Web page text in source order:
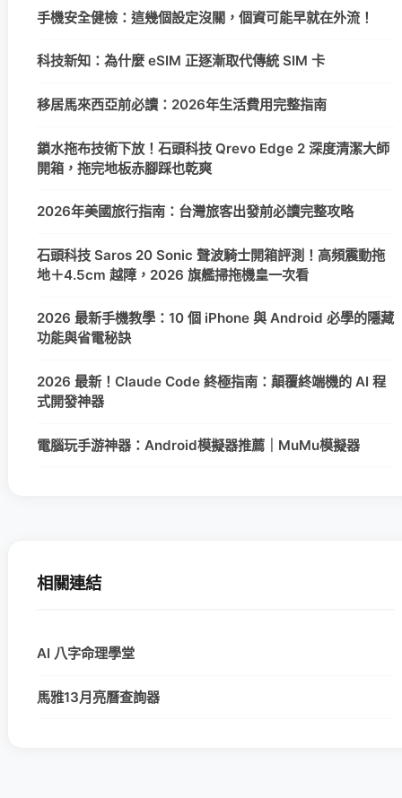
手機安全健檢：這幾個設定沒關，個資可能早就在外流！
科技新知：為什麼 eSIM 正逐漸取代傳統 SIM 卡
移居馬來西亞前必讀：2026年生活費用完整指南
鎖水拖布技術下放！石頭科技 Qrevo Edge 2 深度清潔大師
開箱，拖完地板赤腳踩也乾爽
2026年美國旅行指南：台灣旅客出發前必讀完整攻略
石頭科技 Saros 20 Sonic 聲波騎士開箱評測！高頻震動拖
地＋4.5cm 越障，2026 旗艦掃拖機皇一次看
2026 最新手機教學：10 個 iPhone 與 Android 必學的隱藏
功能與省電秘訣
2026 最新！Claude Code 終極指南：顛覆終端機的 AI 程
式開發神器
電腦玩手游神器：Android模擬器推薦｜MuMu模擬器
相關連結
AI 八字命理學堂
馬雅13月亮曆查詢器